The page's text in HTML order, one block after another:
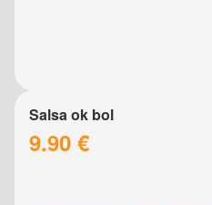
Salsa ok bol
9.90 €